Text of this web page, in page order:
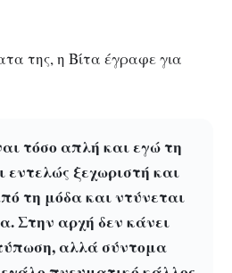
της, η Βίτα έγραφε για
τόσο απλή και εγώ τη
εντελώς ξεχωριστή και
τη μόδα και ντύνεται
Στην αρχή δεν κάνει
αλλά σύντομα